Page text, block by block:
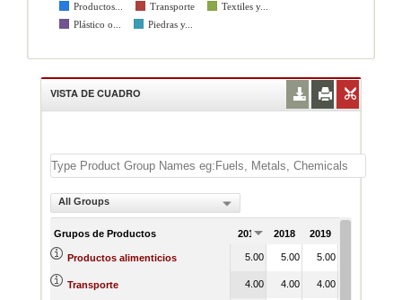
Productos...
Transporte
Textiles y...
Plástico o...
Piedras y...
VISTA DE CUADRO
All Groups
Grupos de Productos 2017 2018 2019
Productos alimenticios 5.00 5.00 5.00
Transporte 4.00 4.00 4.00